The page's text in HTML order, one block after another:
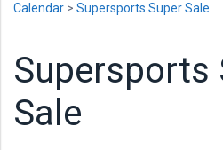
Calendar > Supersports Super Sale
Supersports
Sale